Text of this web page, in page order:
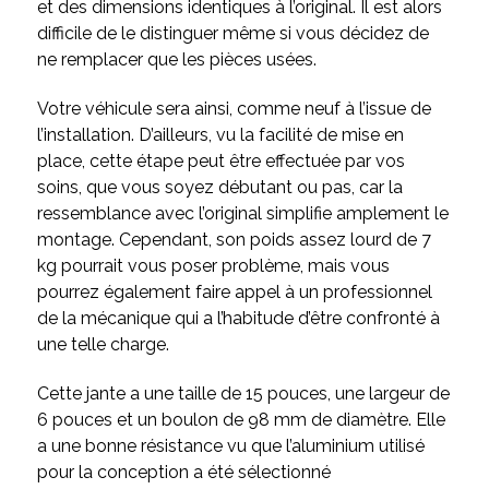
et des dimensions identiques à l’original. Il est alors
difficile de le distinguer même si vous décidez de
ne remplacer que les pièces usées.
Votre véhicule sera ainsi, comme neuf à l’issue de
l’installation. D’ailleurs, vu la facilité de mise en
place, cette étape peut être effectuée par vos
soins, que vous soyez débutant ou pas, car la
ressemblance avec l’original simplifie amplement le
montage. Cependant, son poids assez lourd de 7
kg pourrait vous poser problème, mais vous
pourrez également faire appel à un professionnel
de la mécanique qui a l’habitude d’être confronté à
une telle charge.
Cette jante a une taille de 15 pouces, une largeur de
6 pouces et un boulon de 98 mm de diamètre. Elle
a une bonne résistance vu que l’aluminium utilisé
pour la conception a été sélectionné